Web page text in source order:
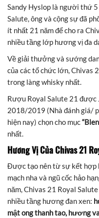
Sandy Hyslop là người thứ
Salute, ông và cộng sự đã
ít nhất 21 năm để cho ra
nhiều tầng lớp hương vị đa
Về giải thưởng và sướng
của các tổ chức lớn, Chivas
trong làng whisky nhất.
Rượu Royal Salute 21 được
2018/2019 (Nhà đánh giá/
hiện nay) chọn cho mục
nhất.
Hương Vị CủaChivas 21
Được tạo nên từ sự kết hợp
mạch nha và ngũ cốc hảo
năm, Chivas 21 Royal
nhiều tầng hương đan xen:
mật ong thanh tao, hương